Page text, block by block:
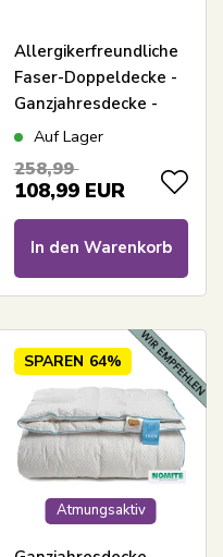
Allergikerfreundliche
Faser-Doppeldecke -
Ganzjahresdecke -
200x220 cm - Leicht
- Nordstrand Home
Auf Lager
258,99
108,99 EUR
In den Warenkorb
Atmungsaktiv
SPAREN 64%